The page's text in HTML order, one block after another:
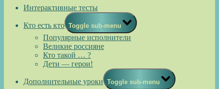
Интерактивные тесты
Кто есть кто Toggle sub-menu
Популярные исполнители
Великие россияне
Кто такой … ?
Дети — герои!
Дополнительные уроки Toggle sub-menu